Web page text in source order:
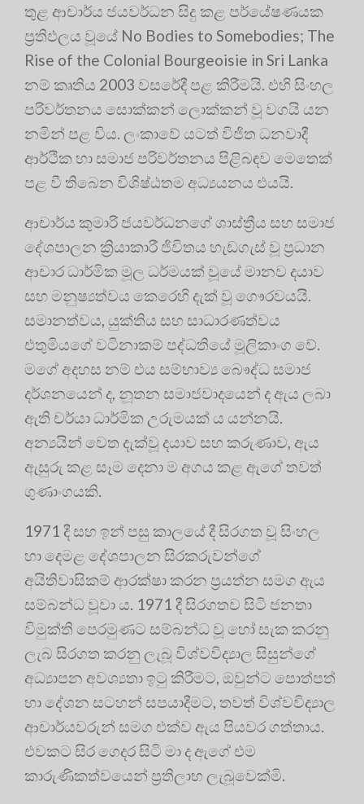
තුළ ආචාර්ය ජයවර්ධන සිදු කළ පර්යේෂණයක
ප්‍රතිඵලය වූයේ No Bodies to Somebodies; The
Rise of the Colonial Bourgeoisie in Sri Lanka
නම් කෘතිය 2003 වසරේදී පළ කිරීමයි. එහි සිංහල
පරිවර්තනය සොක්කන් ලොක්කන් වූ වගයි යන
නමින් පළ විය. ලංකාවේ යටත් විජිත ධනවාදී
ආර්ථික හා සමාජ පරිවර්තනය පිළිබඳව මෙතෙක්
පළ වී තිබෙන විශිෂ්ඨතම අධ්‍යයනය එයයි.
ආචාර්ය කුමාරි ජයවර්ධනගේ ශාස්ත්‍රීය සහ සමාජ
දේශපාලන ක්‍රියාකාරී ජිවිතය හැඩගැස් වූ ප්‍රධාන
ආචාර ධාර්මික මූල ධර්මයක් වූයේ මානව දයාව
සහ මනුෂ්‍යත්වය කෙරෙහි දැක් වූ ගෞරවයයි.
සමානත්වය, යුක්තිය සහ සාධාරණත්වය
එතුමියගේ වටිනාකම් පද්ධතියේ මූලිකාංග වේ.
මගේ අදහස නම් එය සම්භාව්‍ය බෞද්ධ සමාජ
දර්ශනයෙන් ද, නූතන සමාජවාදයෙන් ද ඇය ලබා
ඇති චර්යා ධාර්මික උරුමයක් ය යන්නයි.
අන්‍යයින් වෙත දැක්වූ දයාව සහ කරුණාව, ඇය
ඇසුරු කළ සෑම දෙනා ම අගය කළ ඇගේ තවත්
ගුණාංගයකි.
1971 දී සහ ඉන් පසු කාලයේ දී සිරගත වූ සිංහල
හා දෙමළ දේශපාලන සිරකරුවන්ගේ
අයිතිවාසිකම් ආරක්ෂා කරන ප්‍රයත්න සමග ඇය
සම්බන්ධ වූවා ය. 1971 දී සිරගතව සිටි ජනතා
විමුක්ති පෙරමුණට සම්බන්ධ වූ හෝ සැක කරනු
ලැබ සිරගත කරනු ලැබූ විශ්වවිද්‍යාල සිසුන්ගේ
අධ්‍යාපන අවශ්‍යතා ඉටු කිරීමට, ඔවුන්ට පොත්පත්
හා දේශන සටහන් සපයාදීමට, තවත් විශ්වවිද්‍යාල
ආචාර්යවරුන් සමග එක්ව ඇය පියවර ගත්තාය.
එවකට සිර ගෙදර සිටි මා ද ඇගේ එම
කාරුණිකත්වයෙන් ප්‍රතිලාභ ලැබූවෙක්මි.